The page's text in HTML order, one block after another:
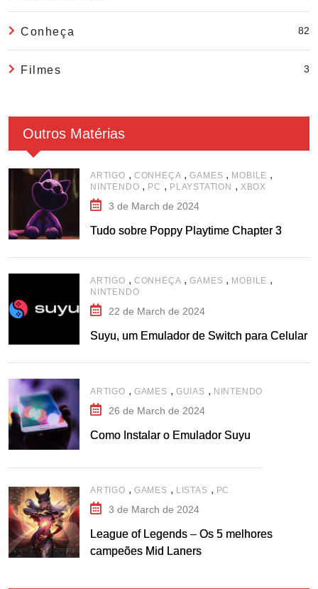
Conheça 82
Filmes 3
Outros Matérias
ARTIGO , CONHEÇA ,GAMES , MOBILE ,
NINTENDO , PC , PLAYSTATION , XBOX
3 de March de 2024
Tudo sobre Poppy Playtime Chapter 3
ARTIGO , CONHEÇA ,GAMES , MOBILE ,
NINTENDO
22 de March de 2024
Suyu, um Emulador de Switch para Celular
ARTIGO , GAMES , GUIAS , NINTENDO
26 de March de 2024
Como Instalar o Emulador Suyu
ARTIGO , GAMES , LISTAS , PC
3 de March de 2024
League of Legends – Os 5 melhores
campeões Mid Laners